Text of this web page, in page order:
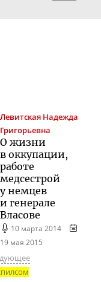
Левитская Надежда
Григорьевна
О жизни
в оккупации,
работе
медсестрой
у немцев
и генерале
Власове
10 марта 2014
19 мая 2015